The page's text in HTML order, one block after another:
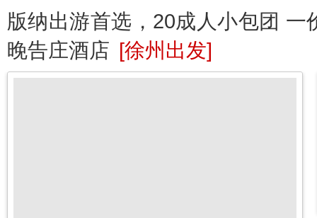
版纳出游首选，20成人小包团
晚告庄酒店 [徐州出发]